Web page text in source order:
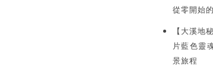
從零開始
【大溪地
片藍色靈
景旅程